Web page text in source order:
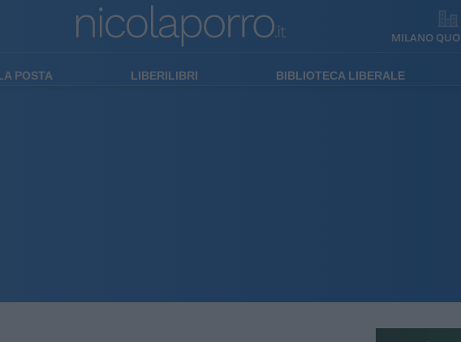
MILANO
POSTA LIBERILIBRI BIBLIOTECA LIBERALE